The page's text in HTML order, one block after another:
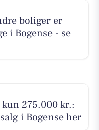
boliger er
i Bogense - se
275.000 kr.:
i Bogense her